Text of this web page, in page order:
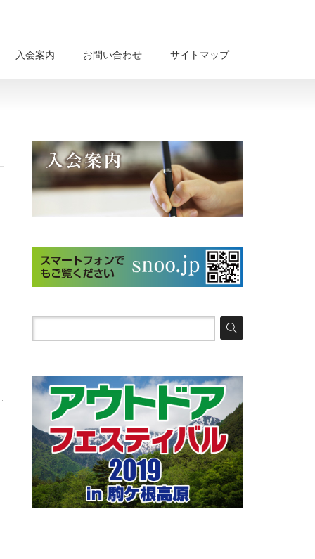
入会案内 お問い合わせ サイトマップ